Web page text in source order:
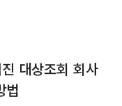
대상조회 회사
법